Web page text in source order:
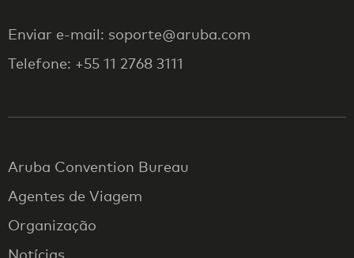
Enviar e-mail: soporte@aruba.com
Telefone: +55 11 2768 3111
Aruba Convention Bureau
Agentes de Viagem
Organização
Notícias